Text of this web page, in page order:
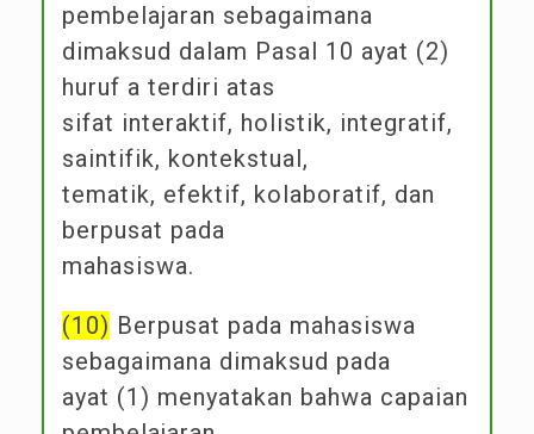
pembelajaran sebagaimana
dimaksud dalam Pasal 10 ayat (2)
huruf a terdiri atas
sifat interaktif, holistik, integratif,
saintifik, kontekstual,
tematik, efektif, kolaboratif, dan
berpusat pada
mahasiswa.
(10) Berpusat pada mahasiswa
sebagaimana dimaksud pada
ayat (1) menyatakan bahwa capaian